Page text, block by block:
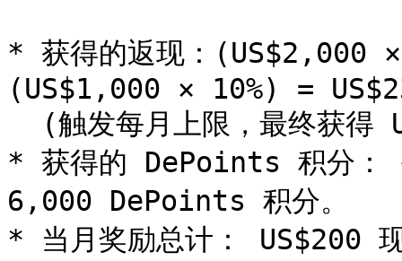
* 获得的返现：
(US$1,000 × 10%) =
* 获得的 DePoints 积分：
6,000 DePoints 积分。
* 当月奖励总计： US$200